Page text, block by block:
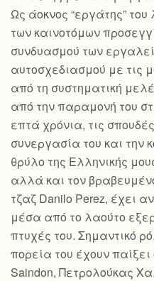
Ως άοκνος “εργάτης”
των καινοτόμων
συνδυασμού των
αυτοσχεδιασμού με τις
από τη συστηματική
από την παραμονή του
επτά χρόνια, τις
συνεργασία του και την
θρύλο της Ελληνικής
αλλά και τον
τζαζ Danilo Perez, έχει
μέσα από το λαούτο
πτυχές του. Σημαντικό
πορεία του έχουν παίξει
Saindon, Πετρολούκας